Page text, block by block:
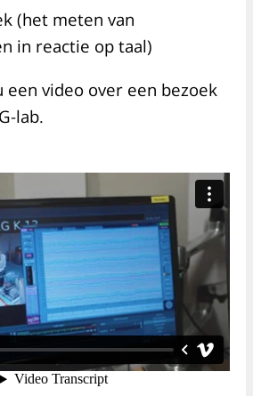
(het meten van
in reactie op taal)
video over een bezoek
lab.